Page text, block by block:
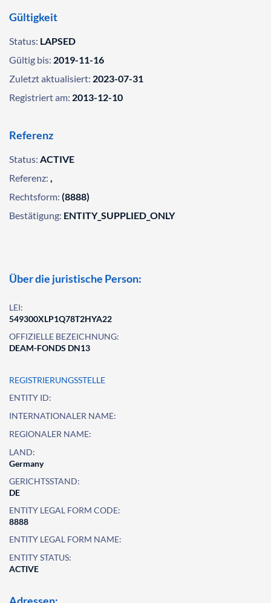
Gültigkeit
Status: LAPSED
Gültig bis: 2019-11-16
Zuletzt aktualisiert: 2023-07-31
Registriert am: 2013-12-10
Referenz
Status: ACTIVE
Referenz: ,
Rechtsform: (8888)
Bestätigung: ENTITY_SUPPLIED_ONLY
Über die juristische Person:
LEI:
549300XLP1Q78T2HYA22
OFFIZIELLE BEZEICHNUNG:
DEAM-FONDS DN13
REGISTRIERUNGSSTELLE
ENTITY ID:
INTERNATIONALER NAME:
REGIONALER NAME:
LAND:
Germany
GERICHTSSTAND:
DE
ENTITY LEGAL FORM CODE:
8888
ENTITY LEGAL FORM NAME:
ENTITY STATUS:
ACTIVE